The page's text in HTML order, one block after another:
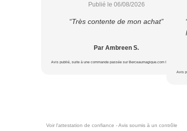
Publié le 06/08/2026
“Très contente de mon achat”
Par Ambreen S.
Avis publié, suite à une commande passée sur Berceaumagique.com le 18/07/2026
Avis
Voir l'attestation de confiance - Avis soumis à un contrôle